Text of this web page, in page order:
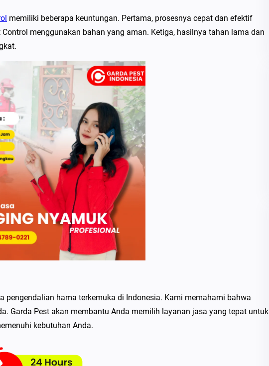
memiliki beberapa keuntungan. Pertama, prosesnya cepat dan efektif
menggunakan bahan yang aman. Ketiga, hasilnya tahan lama dan
pengendalian hama terkemuka di Indonesia. Kami memahami bahwa
Garda Pest akan membantu Anda memilih layanan jasa yang tepat untuk
kebutuhan Anda.